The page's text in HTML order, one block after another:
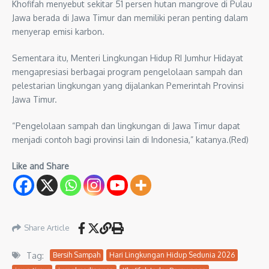
Khofifah menyebut sekitar 51 persen hutan mangrove di Pulau
Jawa berada di Jawa Timur dan memiliki peran penting dalam
menyerap emisi karbon.
Sementara itu, Menteri Lingkungan Hidup RI Jumhur Hidayat
mengapresiasi berbagai program pengelolaan sampah dan
pelestarian lingkungan yang dijalankan Pemerintah Provinsi
Jawa Timur.
“Pengelolaan sampah dan lingkungan di Jawa Timur dapat
menjadi contoh bagi provinsi lain di Indonesia,” katanya.(Red)
Like and Share
Share Article
Tag: Bersih Sampah
Hari Lingkungan Hidup Sedunia 2026